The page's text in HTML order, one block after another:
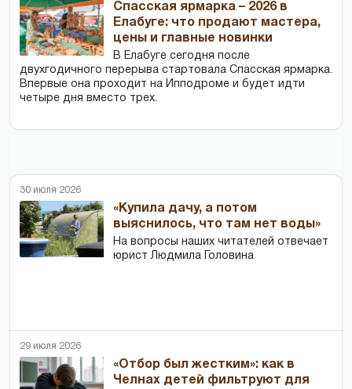
Спасская ярмарка – 2026 в
Елабуге: что продают мастера,
цены и главные новинки
В Елабуге сегодня после
двухгодичного перерыва стартовала Спасская ярмарка.
Впервые она проходит на Ипподроме и будет идти
четыре дня вместо трех.
30 июля 2026
«Купила дачу, а потом
выяснилось, что там нет воды»
На вопросы наших читателей отвечает
юрист Людмила Головина
29 июля 2026
«Отбор был жестким»: как в
Челнах детей фильтруют для